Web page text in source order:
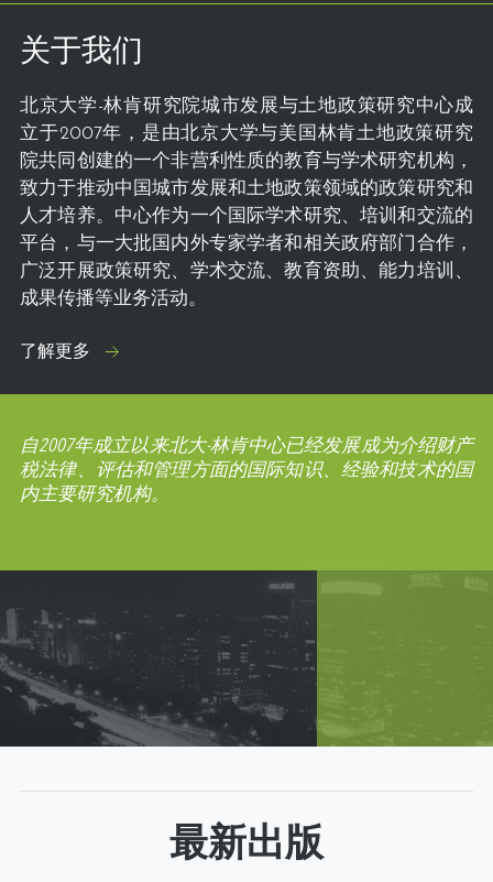
关于我们
北京大学-林肯研究院城市发展与土地政策研究中心成
立于2007年，是由北京大学与美国林肯土地政策研究
院共同创建的一个非营利性质的教育与学术研究机构，
致力于推动中国城市发展和土地政策领域的政策研究和
人才培养。中心作为一个国际学术研究、培训和交流的
平台，与一大批国内外专家学者和相关政府部门合作，
广泛开展政策研究、学术交流、教育资助、能力培训、
成果传播等业务活动。
了解更多
自2007年成立以来北大-林肯中心已经发展成为介绍财产
税法律、评估和管理方面的国际知识、经验和技术的国
内主要研究机构。
最新出版